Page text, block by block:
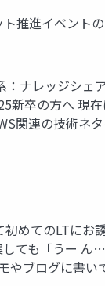
推進イベント
ナレッジシェ
卒の方へ 現
関連の技術ネ
めてのLTにお
ても「うー
やブログに書い